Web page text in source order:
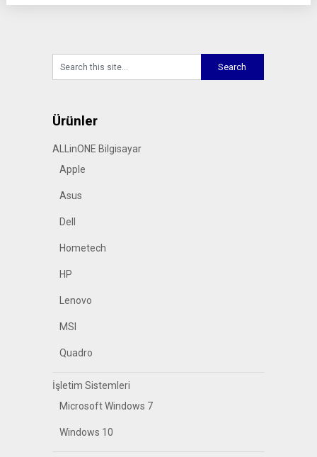
Ürünler
ALLinONE Bilgisayar
Apple
Asus
Dell
Hometech
HP
Lenovo
MSI
Quadro
İşletim Sistemleri
Microsoft Windows 7
Windows 10